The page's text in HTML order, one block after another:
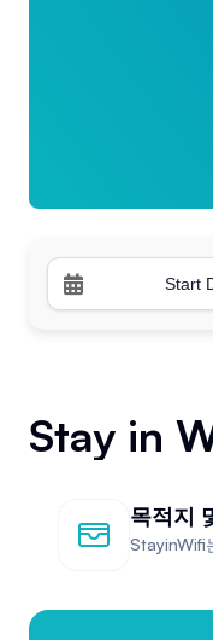
Stay in
목적지
StayinWifi